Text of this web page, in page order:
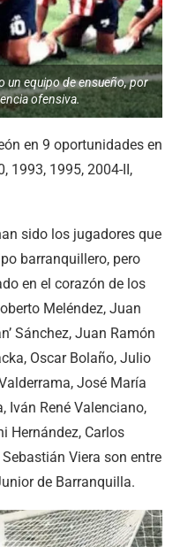
equipo de ensueño, por
ofensiva.
en 9 oportunidades en
1993, 1995, 2004-II,
sido los jugadores que
barranquillero, pero
en el corazón de los
Meléndez, Juan
Sánchez, Juan Ramón
Oscar Bolaño, Julio
José María
Iván René Valenciano,
Hernández, Carlos
Viera son entre
de Barranquilla.